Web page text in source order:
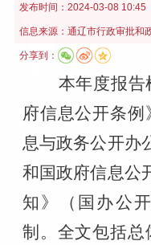
发布时间： 2024-03-08 10:45
信息来源： 通辽市行政审批和
分享到：
本年度报告
府信息公开条
息与政务公开办
和国政府信息公
知》（国办公
制。全文包括